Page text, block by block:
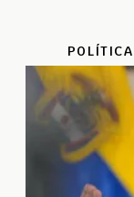
POLÍTICA